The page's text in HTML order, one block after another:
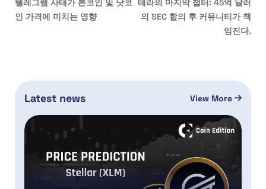
텔레그램 사태가 톤코인 및 낫코
인 가격에 미치는 영향
테라의 마지막 챕터: 45억 달러
의 SEC 합의 후 커뮤니티가 책
임진다.
Latest news View More